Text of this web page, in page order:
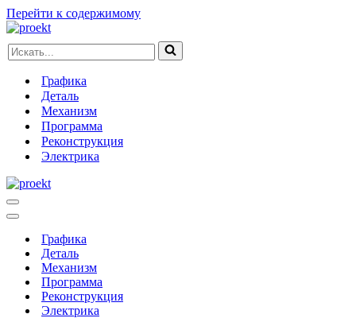
Перейти к содержимому
Искать...
Графика
Деталь
Механизм
Программа
Реконструкция
Электрика
Меню
навигации
Меню
навигацииГрафика
Деталь
Механизм
Программа
Реконструкция
Электрика